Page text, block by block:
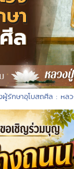
ผู้รักษาอุโบสถศีล : หล